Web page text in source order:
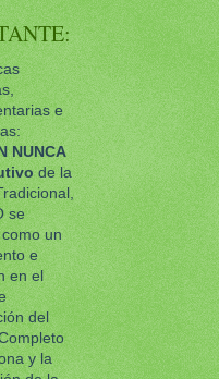
e
NUNCA
de la
se
un
e
en el
del
y la